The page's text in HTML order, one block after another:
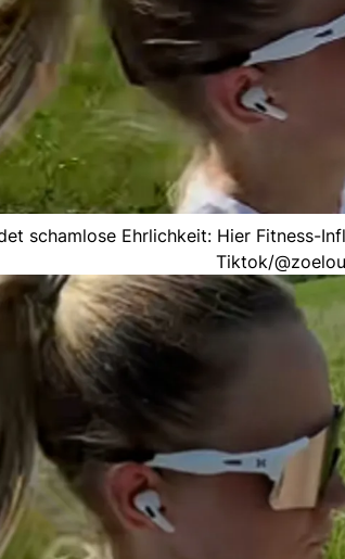
schamlose Ehrlichkeit: Hier Fitness-
Tiktok/